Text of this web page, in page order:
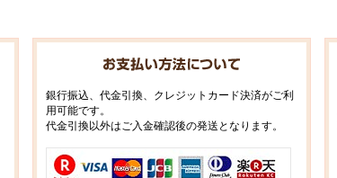
銀行振込、代金引換、クレジットカード決済がご利
用可能です。
代金引換以外はご入金確認後の発送となります。